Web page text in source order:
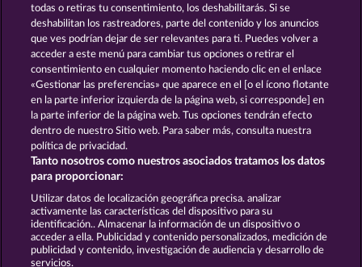
Western Jack Secret Mission
Términos y condiciones
Declaración de privacidad y de cookies
Aviso Legal
Enviar solicitud de desistimiento
todas o retiras tu consentimiento, los deshabilitarás. Si se
deshabilitan los rastreadores, parte del contenido y los anuncios
que ves podrían dejar de ser relevantes para ti. Puedes volver a
acceder a este menú para cambiar tus opciones o retirar el
consentimiento en cualquier momento haciendo clic en el enlace
«Gestionar las preferencias» que aparece en el [o el ícono flotante
en la parte inferior izquierda de la página web, si corresponde] en
la parte inferior de la página web. Tus opciones tendrán efecto
dentro de nuestro Sitio web. Para saber más, consulta nuestra
política de privacidad.
Tanto nosotros como nuestros asociados tratamos los datos
para proporcionar:
Utilizar datos de localización geográfica precisa. analizar
activamente las características del dispositivo para su
identificación.. Almacenar la información de un dispositivo o
acceder a ella. Publicidad y contenido personalizados, medición de
publicidad y contenido, investigación de audiencia y desarrollo de
servicios.